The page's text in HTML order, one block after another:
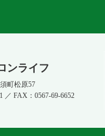
ンライフ
町松原57
／ FAX：0567‐69‐6652